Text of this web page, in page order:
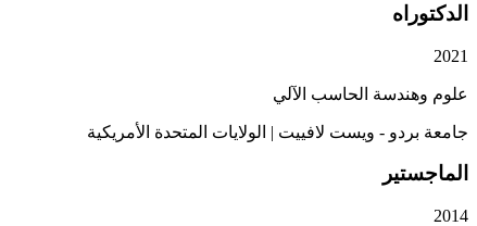
الدكتوراه
2021
علوم وهندسة الحاسب الآلي
جامعة بردو - ويست لافييت | الولايات المتحدة الأمريكية
الماجستير
2014